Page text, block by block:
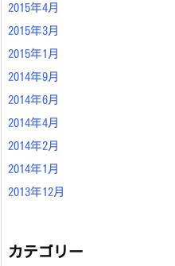
2015年4月
2015年3月
2015年1月
2014年9月
2014年6月
2014年4月
2014年2月
2014年1月
2013年12月
カテゴリー